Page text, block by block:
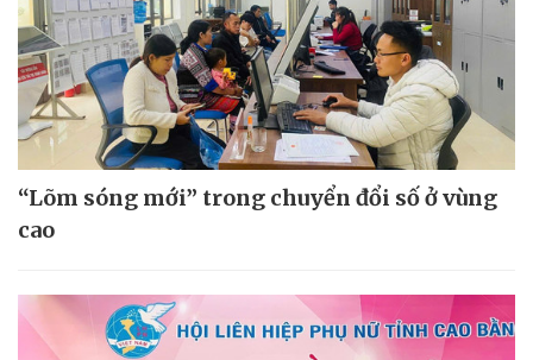
“Lõm sóng mới” trong chuyển đổi số ở vùng
cao